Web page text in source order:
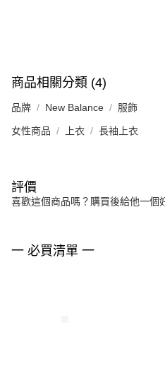
商品相關分類 (4)
品牌 New Balance 服飾
女性商品 上衣 長袖上衣
評價
喜歡這個商品嗎？購買後給他一個
一 必買清單 一